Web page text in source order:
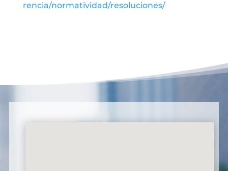
rencia/normatividad/resoluciones/